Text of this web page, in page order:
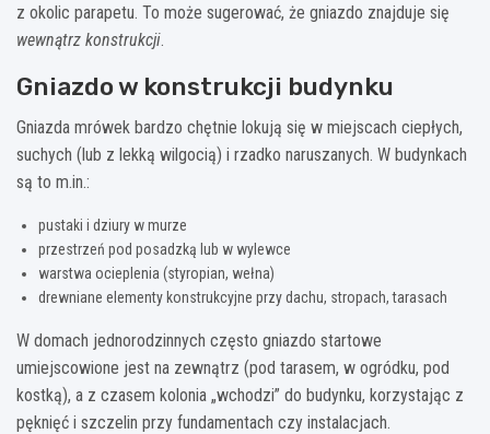
z okolic parapetu. To może sugerować, że gniazdo znajduje się
wewnątrz konstrukcji.
Gniazdo w konstrukcji budynku
Gniazda mrówek bardzo chętnie lokują się w miejscach ciepłych,
suchych (lub z lekką wilgocią) i rzadko naruszanych. W budynkach
są to m.in.:
pustaki i dziury w murze
przestrzeń pod posadzką lub w wylewce
warstwa ocieplenia (styropian, wełna)
drewniane elementy konstrukcyjne przy dachu, stropach, tarasach
W domach jednorodzinnych często gniazdo startowe
umiejscowione jest na zewnątrz (pod tarasem, w ogródku, pod
kostką), a z czasem kolonia „wchodzi” do budynku, korzystając z
pęknięć i szczelin przy fundamentach czy instalacjach.